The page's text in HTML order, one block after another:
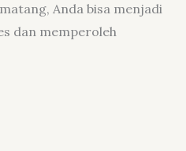
Anda bisa menjadi
dan memperoleh